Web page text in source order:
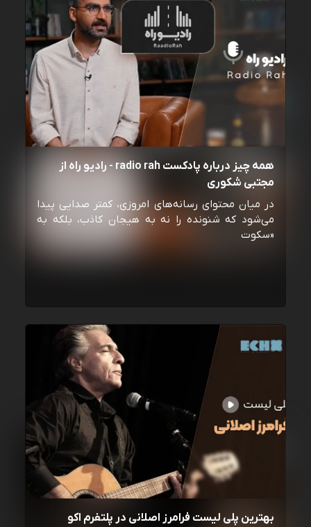
همه چیز درباره پادکست radio rah - رادیو راه از
مجتبی شکوری
در میان محتوای رسانه‌های امروزی، کمتر صدایی پیدا
می‌شود که شنونده را نه به هیجان کاذب، بلکه به
«سکوت
بهترین پلی لیست فرامرز اصلانی در پلتفرم اکو